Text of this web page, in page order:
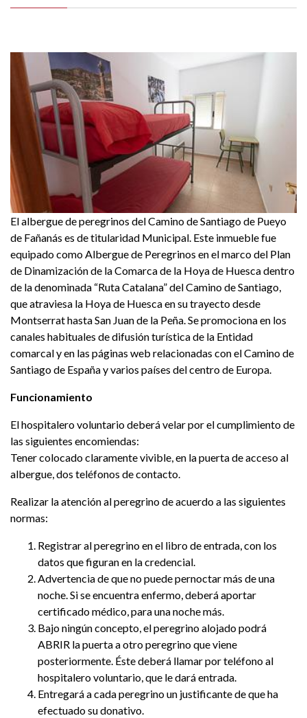
El albergue de peregrinos del Camino de Santiago de Pueyo
de Fañanás es de titularidad Municipal. Este inmueble fue
equipado como Albergue de Peregrinos en el marco del Plan
de Dinamización de la Comarca de la Hoya de Huesca dentro
de la denominada “Ruta Catalana” del Camino de Santiago,
que atraviesa la Hoya de Huesca en su trayecto desde
Montserrat hasta San Juan de la Peña. Se promociona en los
canales habituales de difusión turística de la Entidad
comarcal y en las páginas web relacionadas con el Camino de
Santiago de España y varios países del centro de Europa.
Funcionamiento
El hospitalero voluntario deberá velar por el cumplimiento de
las siguientes encomiendas:
Tener colocado claramente vivible, en la puerta de acceso al
albergue, dos teléfonos de contacto.
Realizar la atención al peregrino de acuerdo a las siguientes
normas:
Registrar al peregrino en el libro de entrada, con los
datos que figuran en la credencial.
Advertencia de que no puede pernoctar más de una
noche. Si se encuentra enfermo, deberá aportar
certificado médico, para una noche más.
Bajo ningún concepto, el peregrino alojado podrá
ABRIR la puerta a otro peregrino que viene
posteriormente. Éste deberá llamar por teléfono al
hospitalero voluntario, que le dará entrada.
Entregará a cada peregrino un justificante de que ha
efectuado su donativo.